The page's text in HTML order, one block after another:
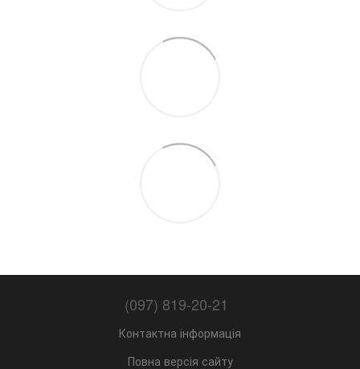
(097) 819-20-21
Контактна інформація
Повна версія сайту